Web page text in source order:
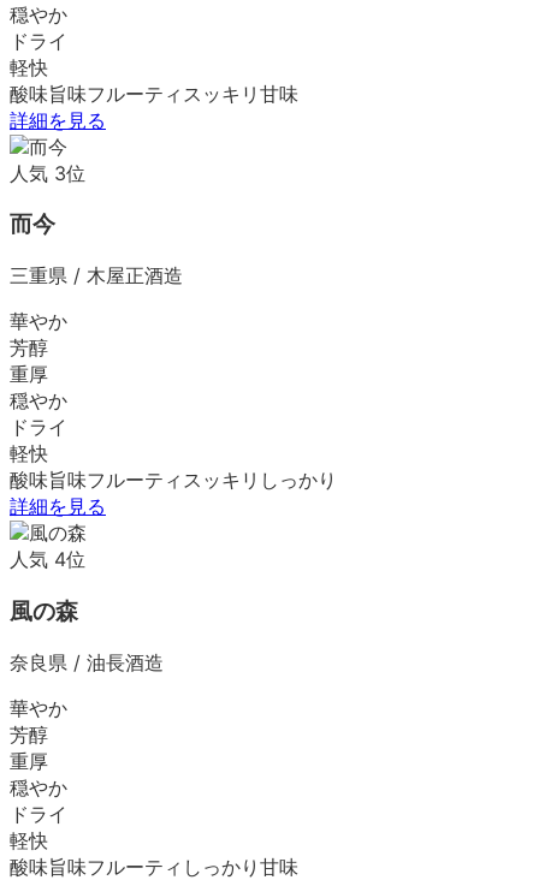
穏やか
ドライ
軽快
酸味旨味フルーティ スッキリ 甘味
詳細を見る
人気 3位
而今
三重県 / 木屋正酒造
華やか
芳醇
重厚
穏やか
ドライ
軽快
酸味旨味フルーティ スッキリ しっかり
詳細を見る
人気 4位
風の森
奈良県 / 油長酒造
華やか
芳醇
重厚
穏やか
ドライ
軽快
酸味旨味フルーティ しっかり 甘味